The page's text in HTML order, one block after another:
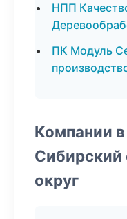
НПП
ПК Модуль
Компании в
округ